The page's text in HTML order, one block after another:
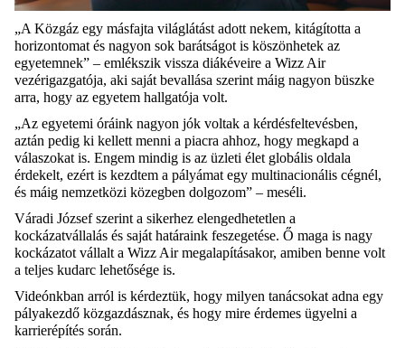
„A Közgáz egy másfajta világlátást adott nekem, kitágította a
horizontomat és nagyon sok barátságot is köszönhetek az
egyetemnek” – emlékszik vissza diákéveire a Wizz Air
vezérigazgatója, aki saját bevallása szerint máig nagyon büszke
arra, hogy az egyetem hallgatója volt.
„Az egyetemi óráink nagyon jók voltak a kérdésfeltevésben,
aztán pedig ki kellett menni a piacra ahhoz, hogy megkapd a
válaszokat is. Engem mindig is az üzleti élet globális oldala
érdekelt, ezért is kezdtem a pályámat egy multinacionális cégnél,
és máig nemzetközi közegben dolgozom” – meséli.
Váradi József szerint a sikerhez elengedhetetlen a
kockázatvállalás és saját határaink feszegetése. Ő maga is nagy
kockázatot vállalt a Wizz Air megalapításakor, amiben benne volt
a teljes kudarc lehetősége is.
Videónkban arról is kérdeztük, hogy milyen tanácsokat adna egy
pályakezdő közgazdásznak, és hogy mire érdemes ügyelni a
karrierépítés során.